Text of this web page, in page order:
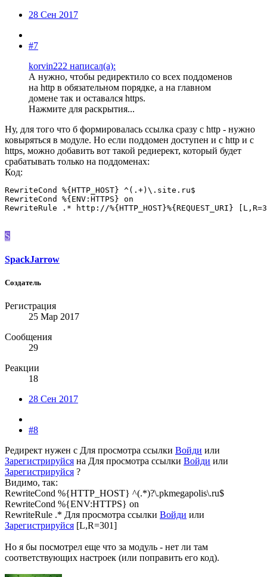
28 Сен 2017
#7
korvin222 написал(а):
А нужно, чтобы редиректило со всех поддоменов
на http в обязательном порядке, а на главном
домене так и оставался https.
Нажмите для раскрытия...
Ну, для того что б формировалась ссылка сразу с http - нужно
ковыряться в модуле. Но если поддомен доступен и с http и с
https, можно добавить вот такой редиерект, который будет
срабатывать только на поддоменах:
Код:
RewriteCond %{HTTP_HOST} ^(.+)\.site.ru$
RewriteCond %{ENV:HTTPS} on
RewriteRule .* http://%{HTTP_HOST}%{REQUEST_URI}
S
SpackJarrow
Создатель
Регистрация
25 Мар 2017
Сообщения
29
Реакции
18
28 Сен 2017
#8
Редирект нужен с Для просмотра ссылки Войди или
Зарегистрируйся на Для просмотра ссылки Войди или
Зарегистрируйся ?
Видимо, так:
RewriteCond %{HTTP_HOST} ^(.*)?\.pkmegapolis\.ru$
RewriteCond %{ENV:HTTPS} on
RewriteRule .* Для просмотра ссылки Войди или
Зарегистрируйся [L,R=301]
Но я бы посмотрел еще что за модуль - нет ли там
соответствующих настроек (или поправить его код).